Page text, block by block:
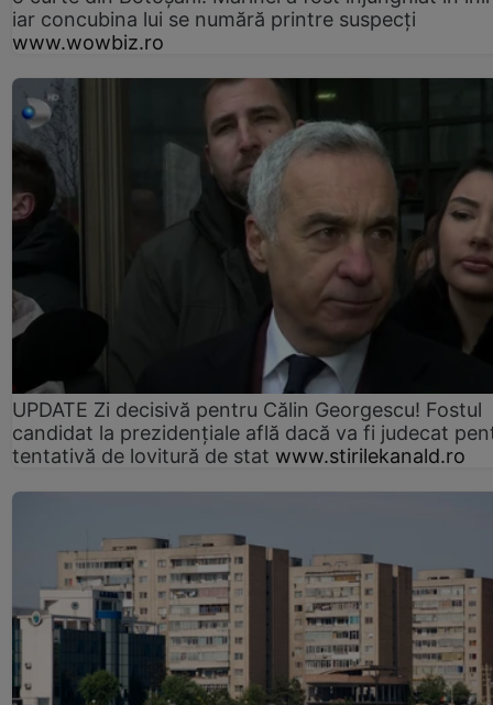
iar concubina lui se numără printre suspecți
www.wowbiz.ro
UPDATE Zi decisivă pentru Călin Georgescu! Fostul
candidat la prezidențiale află dacă va fi judecat
tentativă de lovitură de stat www.stirilekanald.ro